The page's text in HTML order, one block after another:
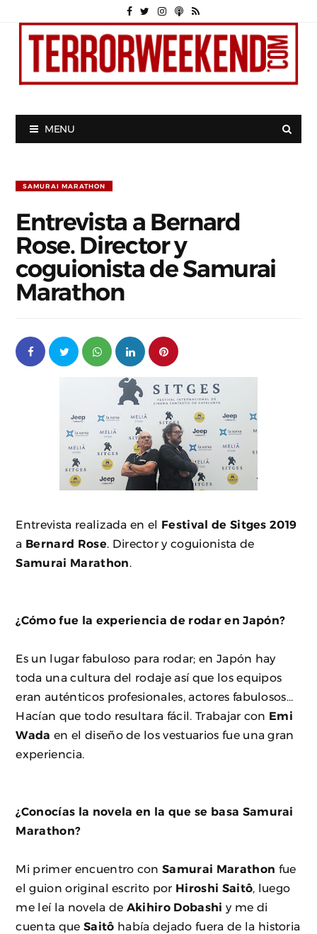
MENU
SAMURAI MARATHON
Entrevista a Bernard
Rose. Director y
coguionista de Samurai
Marathon
Entrevista realizada en el Festival de Sitges 2019
a Bernard Rose. Director y coguionista de
Samurai Marathon
¿Cómo fue la experiencia de rodar en Japón?
Es un lugar fabuloso para rodar; en Japón hay
toda una cultura del rodaje así que los equipos
eran auténticos profesionales, actores fabulosos…
Hacían que todo resultara fácil. Trabajar con Emi
Wada en el diseño de los vestuarios fue una gran
experiencia.
¿Conocías la novela en la que se basa Samurai
Marathon?
Mi primer encuentro conSamurai Marathon fue
el guion original escrito por Hiroshi Saitô , luego
me leí la novela de Akihiro Dobashi y me di
cuenta que Saitô había dejado fuera de la historia